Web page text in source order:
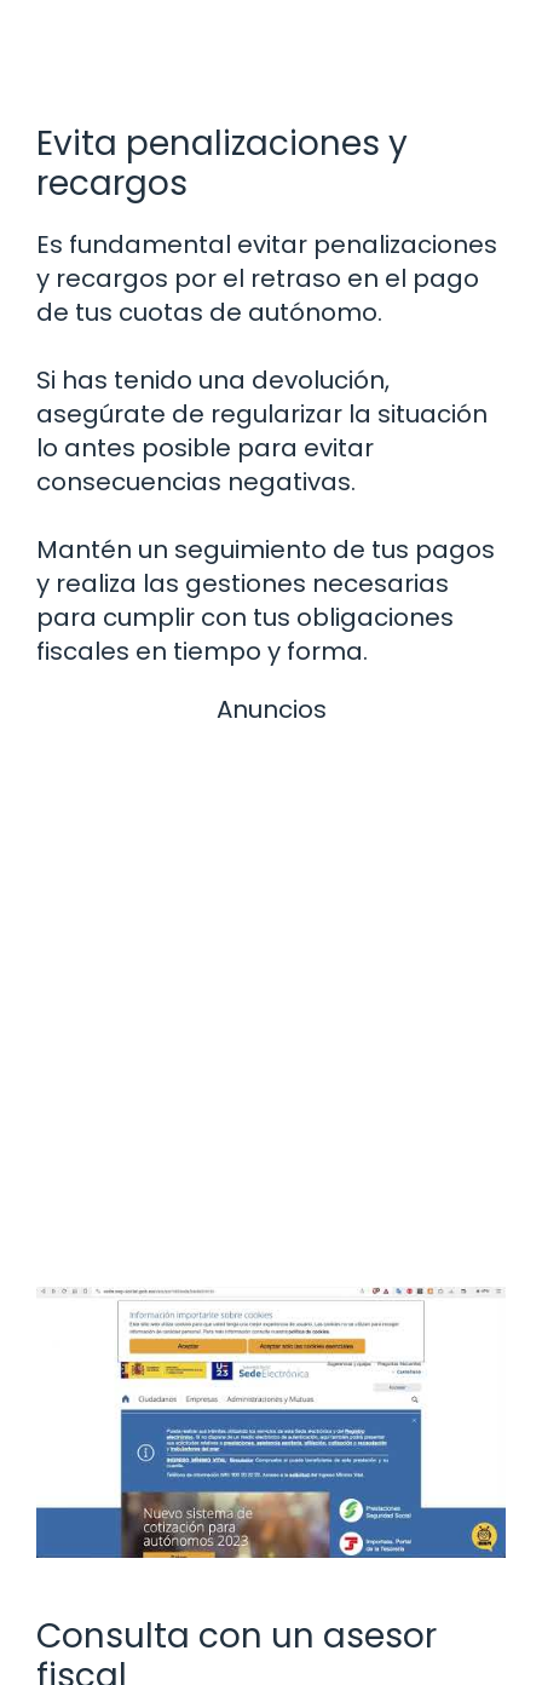
Evita penalizaciones y
recargos
Es fundamental evitar penalizaciones
y recargos por el retraso en el pago
de tus cuotas de autónomo.
Si has tenido una devolución,
asegúrate de regularizar la situación
lo antes posible para evitar
consecuencias negativas.
Mantén un seguimiento de tus pagos
y realiza las gestiones necesarias
para cumplir con tus obligaciones
fiscales en tiempo y forma.
Anuncios
Consulta con un asesor